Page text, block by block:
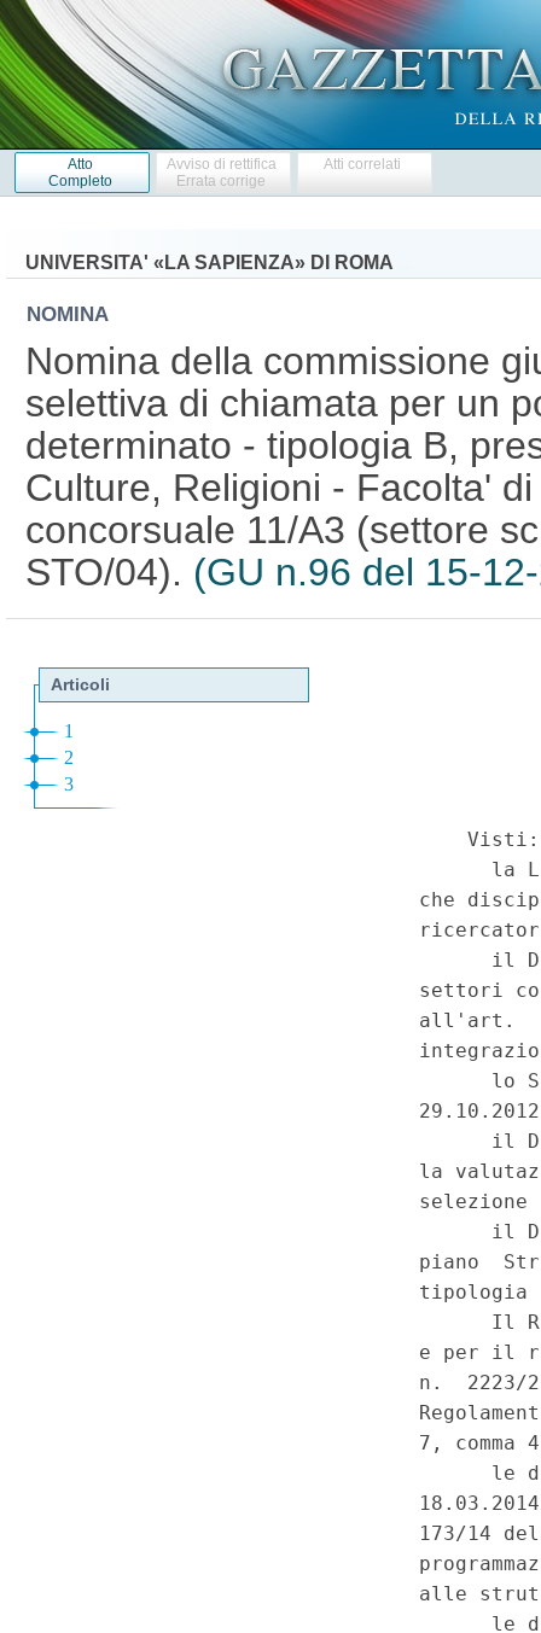
Atto
Completo
Avviso di rettifica
Errata corrige
Atti correlati
UNIVERSITA' «LA SAPIENZA» DI ROMA
NOMINA
Nomina della commissione
selettiva di chiamata per un
determinato - tipologia B,
Culture, Religioni - Facolta'
concorsuale 11/A3 (settore
STO/04). (GU n.96 del 15-